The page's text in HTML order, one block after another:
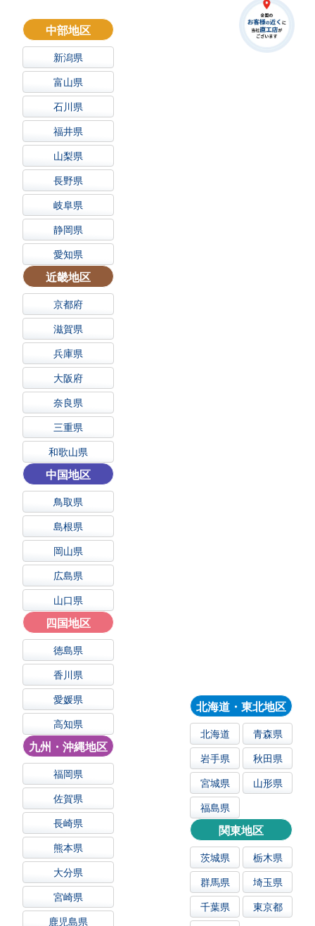
北海道・東北地区
北海道
青森県
岩手県
秋田県
宮城県
山形県
福島県
関東地区
茨城県
栃木県
群馬県
埼玉県
千葉県
東京都
中部地区
新潟県
富山県
石川県
福井県
山梨県
長野県
岐阜県
静岡県
愛知県
近畿地区
京都府
滋賀県
兵庫県
大阪府
奈良県
三重県
和歌山県
中国地区
鳥取県
島根県
岡山県
広島県
山口県
四国地区
徳島県
香川県
愛媛県
高知県
九州・沖縄地区
福岡県
佐賀県
長崎県
熊本県
大分県
宮崎県
鹿児島県